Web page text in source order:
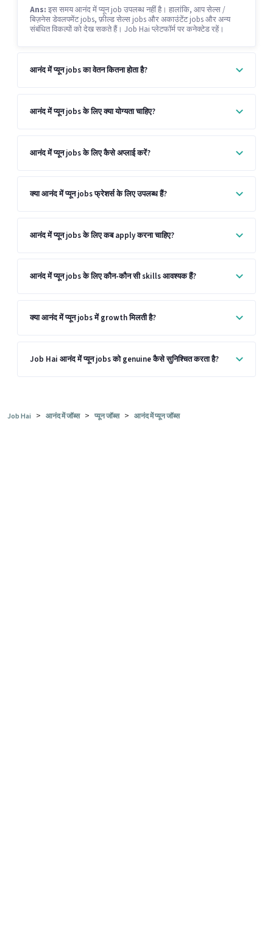
Ans: इस समय आनंद में प्यून job उपलब्ध नहीं है। हालांकि, आप सेल्स /
बिज़नेस डेवलपमेंट jobs, फ़ील्ड सेल्स jobs और अकाउंटेंट jobs और अन्य
संबंधित विकल्पों को देख सकते हैं। Job Hai प्लेटफॉर्म पर कनेक्टेड रहें।
आनंद में प्यून jobs का वेतन कितना होता है?
आनंद में प्यून jobs के लिए क्या योग्यता चाहिए?
आनंद में प्यून jobs के लिए कैसे अप्लाई करें?
क्या आनंद में प्यून jobs फ्रेशर्स के लिए उपलब्ध हैं?
आनंद में प्यून jobs के लिए कब apply करना चाहिए?
आनंद में प्यून jobs के लिए कौन-कौन सी skills आवश्यक हैं?
क्या आनंद में प्यून jobs में growth मिलती है?
Job Hai आनंद में प्यून jobs को genuine कैसे सुनिश्चित करता है?
Job Hai > आनंद में जॉब्स > प्यून जॉब्स > आनंद में प्यून जॉब्स